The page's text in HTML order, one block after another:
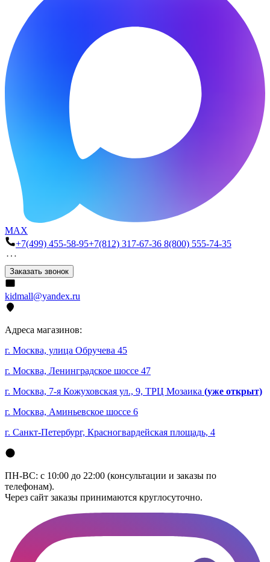
MAX
+7(499) 455-58-95+7(812) 317-67-36 8(800) 555-74-35
Заказать звонок
kidmall@yandex.ru
Адреса магазинов:
г. Москва, улица Обручева 45
г. Москва, Ленинградское шоссе 47
г. Москва, 7-я Кожуховская ул., 9, ТРЦ Мозаика (уже открыт)
г. Москва, Аминьевское шоссе 6
г. Санкт-Петербург, Красногвардейская площадь, 4
ПН-ВС: с 10:00 до 22:00 (консультации и заказы по
телефонам).
Через сайт заказы принимаются круглосуточно.